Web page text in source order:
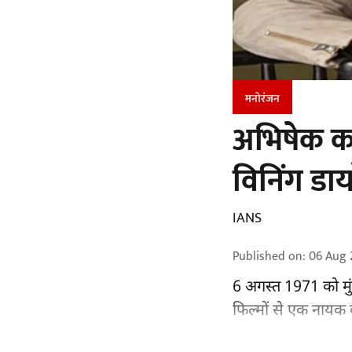
मनोरंजन
अभिषेक
विनिंग
IANS
Published on:06 Aug
6 अगस्त 1971 को
फिल्मों से एक